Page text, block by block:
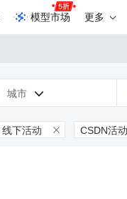
模型市场 更多
城市 
线下活动  CSDN活动